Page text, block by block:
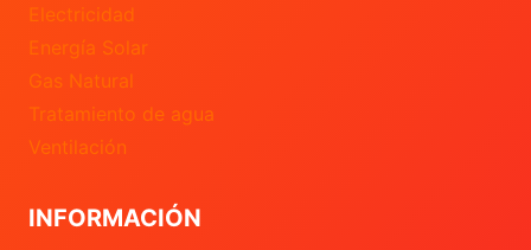
Electricidad
Energía Solar
Gas Natural
Tratamiento de agua
Ventilación
INFORMACIÓN